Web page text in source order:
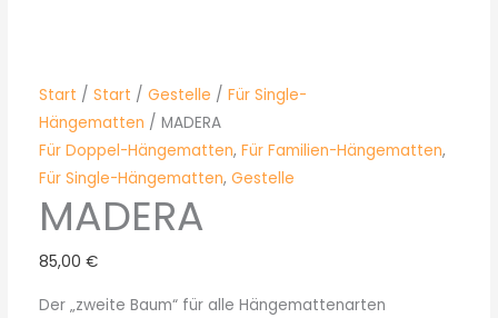
Start / Start / Gestelle / Für Single-
Hängematten / MADERA
Für Doppel-Hängematten, Für Familien-Hängematten,
Für Single-Hängematten, Gestelle
MADERA
85,00 €
Der „zweite Baum“ für alle Hängemattenarten